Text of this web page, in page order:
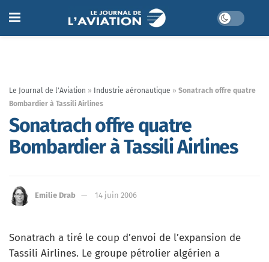
Le Journal de l'Aviation » Industrie aéronautique » Sonatrach offre quatre
Bombardier à Tassili Airlines
Sonatrach offre quatre
Bombardier à Tassili Airlines
Emilie Drab 14 juin 2006
Sonatrach a tiré le coup d’envoi de l’expansion de
Tassili Airlines. Le groupe pétrolier algérien a